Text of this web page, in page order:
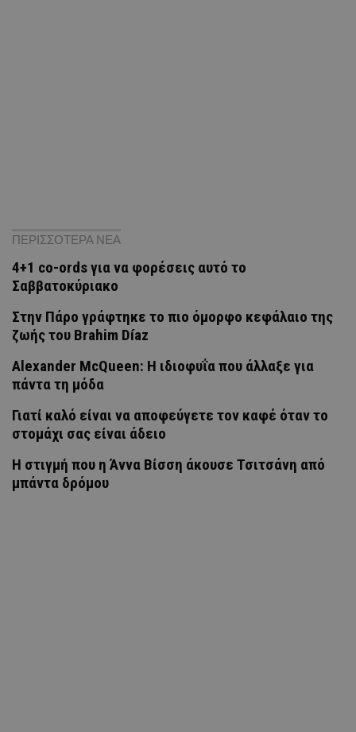
ΠΕΡΙΣΣΟΤΕΡΑ ΝΕΑ
4+1 co-ords για να φορέσεις αυτό το
Σαββατοκύριακο
Στην Πάρο γράφτηκε το πιο όμορφο κεφάλαιο της
ζωής του Brahim Díaz
Alexander McQueen: Η ιδιοφυΐα που άλλαξε για
πάντα τη μόδα
Γιατί καλό είναι να αποφεύγετε τον καφέ όταν το
στομάχι σας είναι άδειο
H στιγμή που η Άννα Βίσση άκουσε Τσιτσάνη από
μπάντα δρόμου